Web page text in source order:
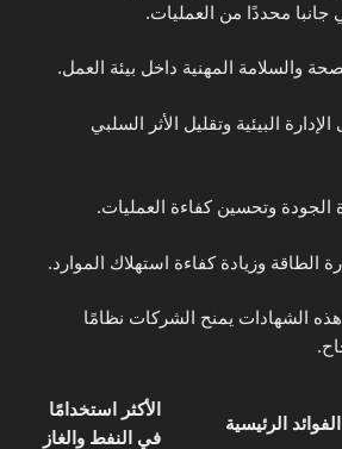
جانبا محددًا من العمليات.
والسلامة المهنية داخل بيئة العمل.
البيئية وتقليل الأثر السلبي
الجودة وتحسين كفاءة العمليات.
الطاقة وزيادة كفاءة استهلاك الموارد.
الشهادات يمنح الشركات نظامًا
الفوائد الرئيسية
الأكثر استخدامًا
في النفط والغاز